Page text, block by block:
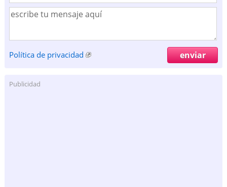
Política de privacidad
Publicidad